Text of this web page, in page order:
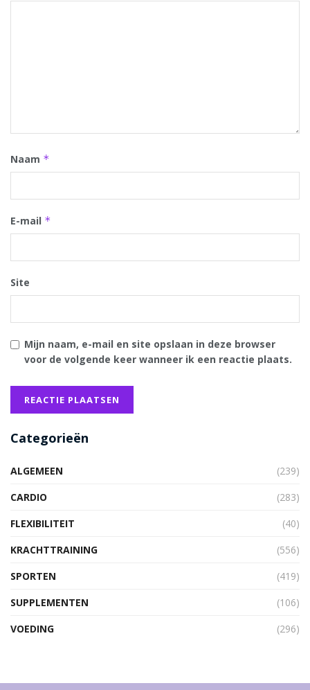
Naam *
E-mail *
Site
Mijn naam, e-mail en site opslaan in deze browser
voor de volgende keer wanneer ik een reactie plaats.
Categorieën
ALGEMEEN
(239)
CARDIO
(283)
FLEXIBILITEIT
(40)
KRACHTTRAINING
(556)
SPORTEN
(419)
SUPPLEMENTEN
(106)
VOEDING
(296)